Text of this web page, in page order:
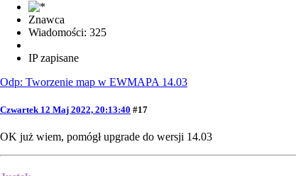
Znawca
Wiadomości: 325
IP zapisane
Odp: Tworzenie map w EWMAPA 14.03
Czwartek 12 Maj 2022, 20:13:40 #17
OK już wiem, pomógł upgrade do wersji 14.03